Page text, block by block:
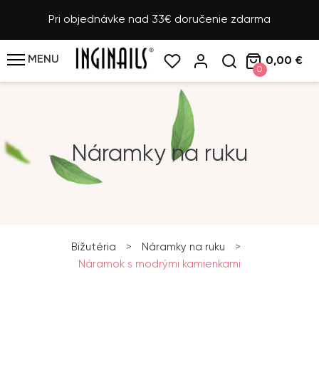
Pri objednávke nad 33€ doručenie zdarma
MENU
0
0,00 €
Náramky na ruku
Bižutéria > Náramky na ruku
>
Náramok s modrými kamienkami